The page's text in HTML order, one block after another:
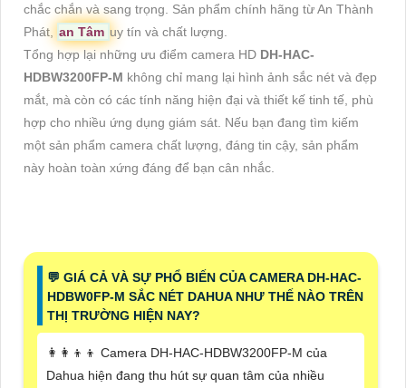
chắc chắn và sang trọng. Sản phẩm chính hãng từ An Thành
Phát,
an Tâm uy tín và chất lượng.
Tổng hợp lại những ưu điểm camera HD DH-HAC-
HDBW3200FP-M không chỉ mang lại hình ảnh sắc nét và đẹp
mắt, mà còn có các tính năng hiện đại và thiết kế tinh tế, phù
hợp cho nhiều ứng dụng giám sát. Nếu bạn đang tìm kiếm
một sản phẩm camera chất lượng, đáng tin cậy, sản phẩm
này hoàn toàn xứng đáng để bạn cân nhắc.
️💬 GIÁ CẢ VÀ SỰ PHỔ BIẾN CỦA CAMERA DH-HAC-
HDBW0FP-M SẮC NÉT DAHUA NHƯ THẾ NÀO TRÊN
THỊ TRƯỜNG HIỆN NAY?
👩‍👩‍👦‍👦 Camera DH-HAC-HDBW3200FP-M của
Dahua hiện đang thu hút sự quan tâm của nhiều